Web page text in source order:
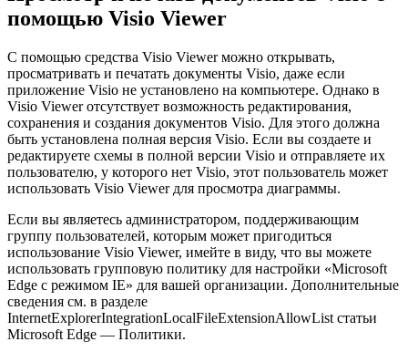
помощью Visio Viewer
С помощью средства Visio Viewer можно открывать,
просматривать и печатать документы Visio, даже если
приложение Visio не установлено на компьютере. Однако в
Visio Viewer отсутствует возможность редактирования,
сохранения и создания документов Visio. Для этого должна
быть установлена полная версия Visio. Если вы создаете и
редактируете схемы в полной версии Visio и отправляете их
пользователю, у которого нет Visio, этот пользователь может
использовать Visio Viewer для просмотра диаграммы.
Если вы являетесь администратором, поддерживающим
группу пользователей, которым может пригодиться
использование Visio Viewer, имейте в виду, что вы можете
использовать групповую политику для настройки «Microsoft
Edge с режимом IE» для вашей организации. Дополнительные
сведения см. в разделе
InternetExplorerIntegrationLocalFileExtensionAllowList статьи
Microsoft Edge — Политики.